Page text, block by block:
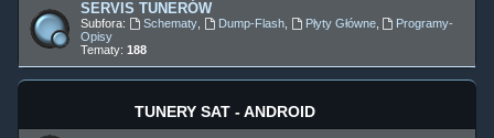
SERVIS TUNERÓW
Subfora: Schematy, Dump-Flash, Płyty Główne,
Programy-
Opisy
Tematy: 188
TUNERY SAT - ANDROID